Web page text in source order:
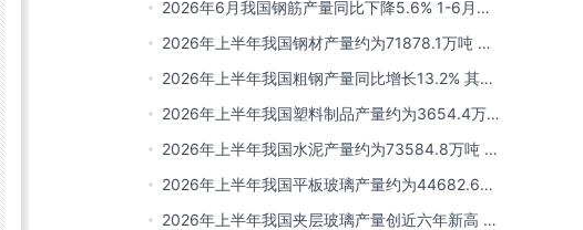
2026年6月我国钢筋产量同比下降5.6% 1-6月累
计产量同比下降10.7%
2026年上半年我国钢材产量约为71878.1万吨 同
比下降0.9% 其中河北以超亿吨产量排名第一
2026年上半年我国粗钢产量同比增长13.2% 其中
河北产量占比21.5%位居首位
2026年上半年我国塑料制品产量约为3654.4万吨
其中江苏、浙江产量分别占比18.9%、16.0%
2026年上半年我国水泥产量约为73584.8万吨 同
比下降8% 其中广东、浙江和安徽分别排名前三
2026年上半年我国平板玻璃产量约为44682.6万
重量箱 同比下降5.7% 其中河北产量最多 占比
2026年上半年我国夹层玻璃产量创近六年新高 约